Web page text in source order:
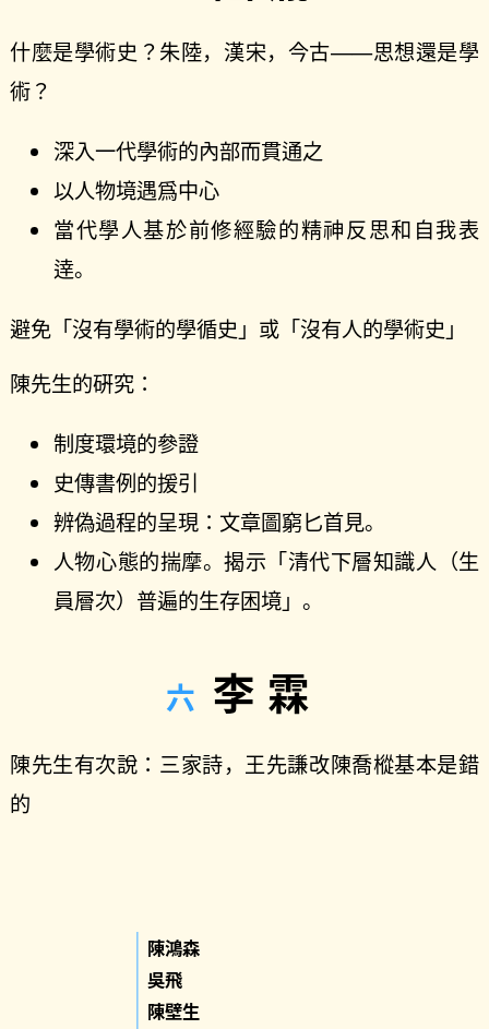
什麼是學術史？朱陸，漢宋，今古——思想還是學
術？
深入一代學術的內部而貫通之
以人物境遇爲中心
當代學人基於前修經驗的精神反思和自我表
逹。
避免「沒有學術的學循史」或「沒有人的學術史」
陳先生的硏究：
制度環境的參證
史傳書例的援引
辨偽過程的呈現：文章圖窮匕首見。
人物心態的揣摩。揭示「清代下層知識人（生
員層次）普遍的生存困境」。
李霖
陳先生有次說：三家詩，王先謙改陳喬樅基本是錯
的
陳鴻森
吳飛
陳壁生